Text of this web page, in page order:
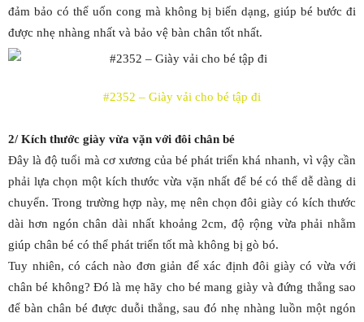
đảm bảo có thể uốn cong mà không bị biến dạng, giúp bé bước đi
được nhẹ nhàng nhất và bảo vệ bàn chân tốt nhất.
#2352 – Giày vải cho bé tập đi
2/ Kích thước giày vừa vặn với đôi chân bé
Đây là độ tuổi mà cơ xương của bé phát triển khá nhanh, vì vậy cần
phải lựa chọn một kích thước vừa vặn nhất để bé có thể dễ dàng di
chuyển. Trong trường hợp này, mẹ nên chọn đôi giày có kích thước
dài hơn ngón chân dài nhất khoảng 2cm, độ rộng vừa phải nhằm
giúp chân bé có thể phát triển tốt mà không bị gò bó.
Tuy nhiên, có cách nào đơn giản để xác định đôi giày có vừa với
chân bé không? Đó là mẹ hãy cho bé mang giày và đứng thẳng sao
để bàn chân bé được duỗi thẳng, sau đó nhẹ nhàng luồn một ngón